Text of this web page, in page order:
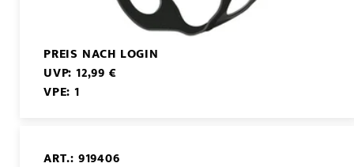
PREIS NACH LOGIN
UVP: 12,99 €
VPE: 1
ART.: 919406